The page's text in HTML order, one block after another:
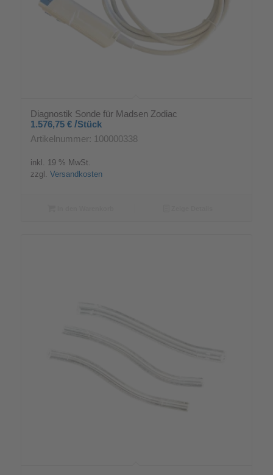
Diagnostik Sonde für Madsen Zodiac
1.576,75 € /Stück
Artikelnummer: 100000338
inkl. 19 % MwSt.
zzgl. Versandkosten